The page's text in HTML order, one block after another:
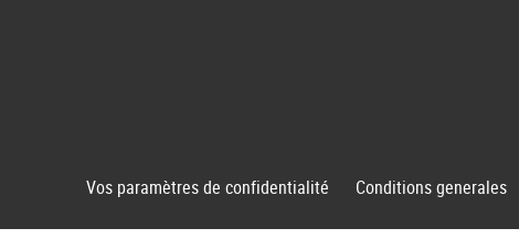
Vos paramètres de confidentialité Conditions generales